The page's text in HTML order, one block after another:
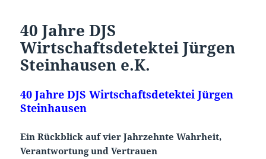
40 Jahre DJS
Wirtschaftsdetektei Jürgen
Steinhausen e.K.
40 Jahre DJS Wirtschaftsdetektei Jürgen
Steinhausen
Ein Rückblick auf vier Jahrzehnte Wahrheit,
Verantwortung und Vertrauen